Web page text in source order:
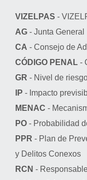
VIZELPAS -
AG- Junta General
CA - Consejo de
CÓDIGO PENAL-
GR - Nivel de
IP - Impacto
MENAC -
PO- Probabilidad
PPR - Plan de
y Delitos Conexos
RCN -